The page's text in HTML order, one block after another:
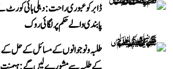
ڈابر کو عبوری راحت: دہلی ہائی
پابندی والے حکم پر لگائی روک
طلبہ و نوجوانوں کے مسائل کے حل